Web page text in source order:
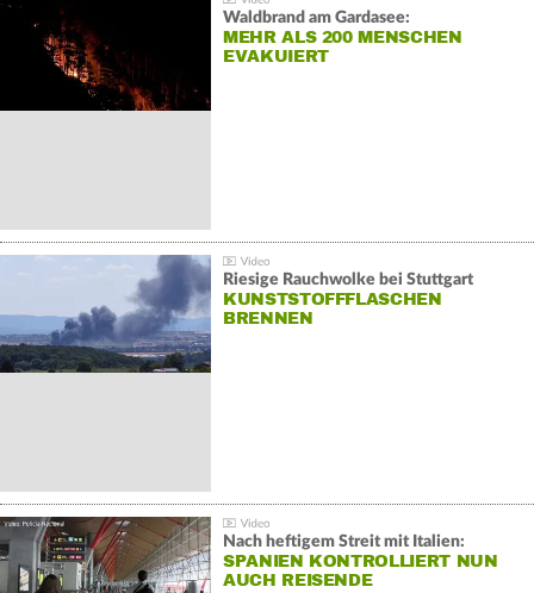
Waldbrand am Gardasee:
MEHR ALS 200 MENSCHEN
EVAKUIERT
Riesige Rauchwolke bei Stuttgart
KUNSTSTOFFFLASCHEN
BRENNEN
Nach heftigem Streit mit Italien:
SPANIEN KONTROLLIERT NUN
AUCH REISENDE